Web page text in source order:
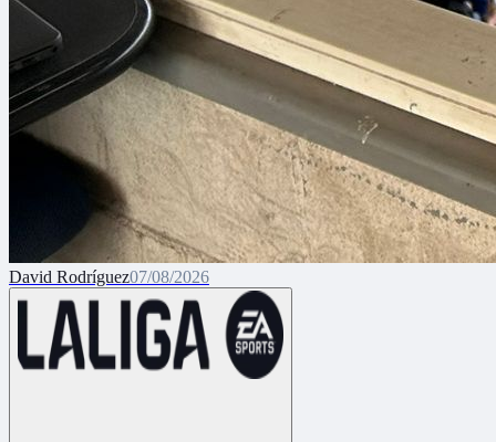
David Rodríguez07/08/2026